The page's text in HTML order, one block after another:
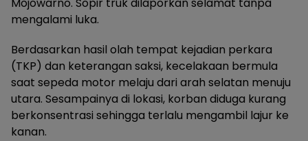
Mojowarno. Sopir truk dilaporkan selamat tanpa
mengalami luka.
Berdasarkan hasil olah tempat kejadian perkara
(TKP) dan keterangan saksi, kecelakaan bermula
saat sepeda motor melaju dari arah selatan menuju
utara. Sesampainya di lokasi, korban diduga kurang
berkonsentrasi sehingga terlalu mengambil lajur ke
kanan.